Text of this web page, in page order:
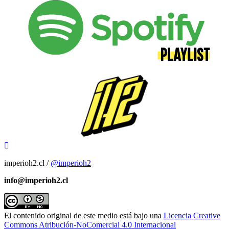
imperioh2.cl / @imperioh2
info@imperioh2.cl
El contenido original de este medio está bajo una Licencia Creative
Commons Atribución-NoComercial 4.0 Internacional